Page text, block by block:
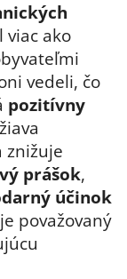
viac ako
vedeli, čo
pozitívny
znižuje
prášok,
účinok
považovaný